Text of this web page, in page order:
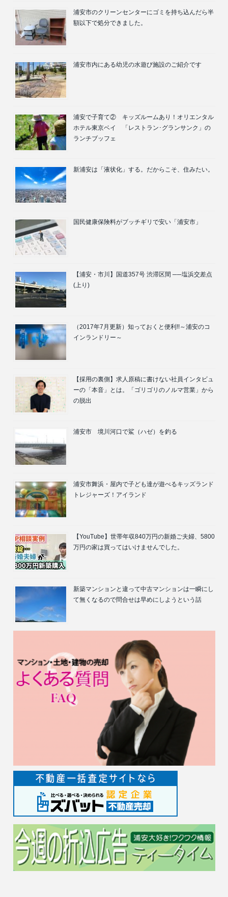
浦安市のクリーンセンターにゴミを持ち込んだら半
額以下で処分できました。
浦安市内にある幼児の水遊び施設のご紹介です
浦安で子育て② キッズルームあり！オリエンタル
ホテル東京ベイ 「レストラン･グランサンク」の
ランチブッフェ
新浦安は「液状化」する。だからこそ、住みたい。
国民健康保険料がブッチギリで安い「浦安市」
【浦安・市川】国道357号 渋滞区間 ──塩浜交差点
(上り)
（2017年7月更新）知っておくと便利!!～浦安のコ
インランドリー～
【採用の裏側】求人原稿に書けない社員インタビュ
ーの「本音」とは。「ゴリゴリのノルマ営業」から
の脱出
浦安市 境川河口で鯊（ハゼ）を釣る
浦安市舞浜・屋内で子ども達が遊べるキッズランド
トレジャーズ！アイランド
【YouTube】世帯年収840万円の新婚ご夫婦、5800
万円の家は買ってはいけませんでした。
新築マンションと違って中古マンションは一瞬にし
て無くなるので問合せは早めにしようという話